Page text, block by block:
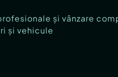
și vânzare
și vehicule